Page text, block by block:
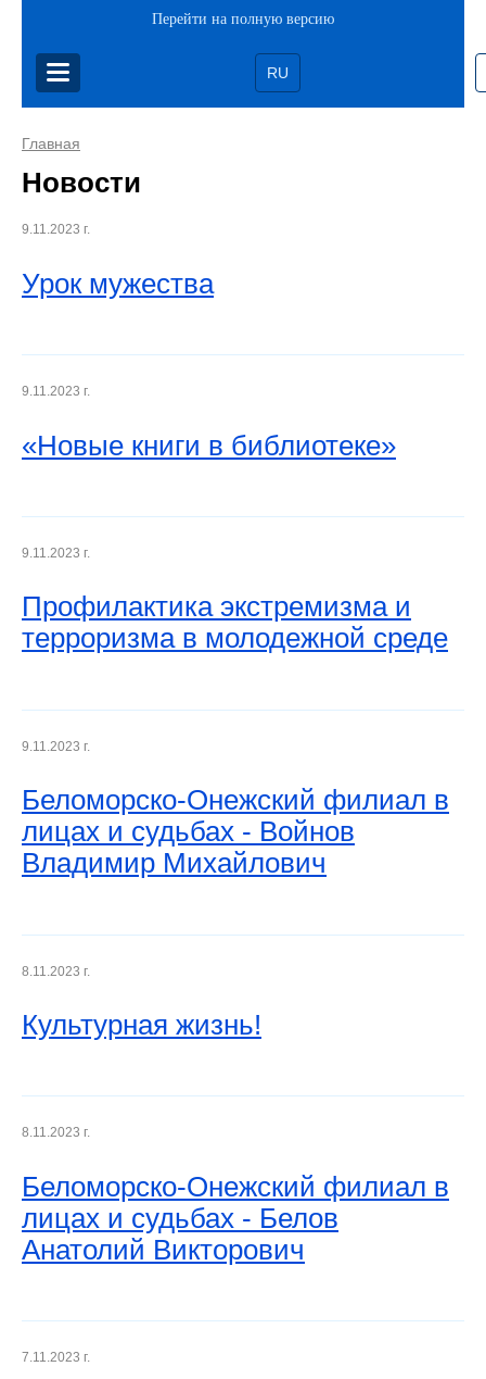
Перейти на полную версию
RU
Главная
Новости
9.11.2023 г.
Урок мужества
9.11.2023 г.
«Новые книги в библиотеке»
9.11.2023 г.
Профилактика экстремизма и
терроризма в молодежной среде
9.11.2023 г.
Беломорско-Онежский филиал в
лицах и судьбах - Войнов
Владимир Михайлович
8.11.2023 г.
Культурная жизнь!
8.11.2023 г.
Беломорско-Онежский филиал в
лицах и судьбах - Белов
Анатолий Викторович
7.11.2023 г.